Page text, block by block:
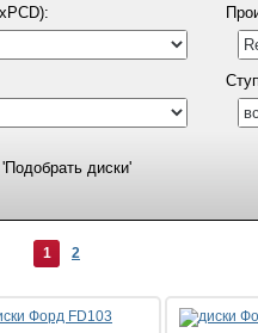
диски'
1 2